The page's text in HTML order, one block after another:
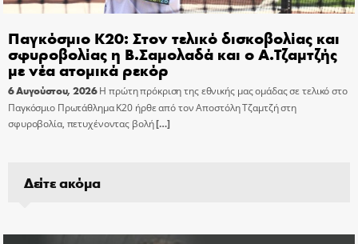
Παγκόσμιο Κ20: Στον τελικό δισκοβολίας και
σφυροβολίας η Β.Σαμολαδά και ο Α.Τζαμτζής
με νέα ατομικά ρεκόρ
6 Αυγούστου, 2026 Η πρώτη πρόκριση της εθνικής μας ομάδας σε τελικό στο
Παγκόσμιο Πρωτάθλημα Κ20 ήρθε από τον Αποστόλη Τζαμτζή στη
σφυροβολία, πετυχένοντας βολή[…]
Δείτε ακόμα